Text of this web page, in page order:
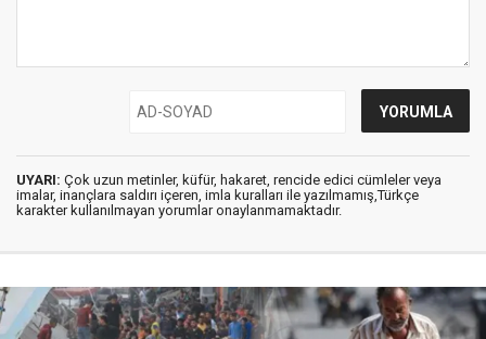
UYARI: Çok uzun metinler, küfür, hakaret, rencide edici cümleler veya
imalar, inançlara saldırı içeren, imla kuralları ile yazılmamış,Türkçe
karakter kullanılmayan yorumlar onaylanmamaktadır.